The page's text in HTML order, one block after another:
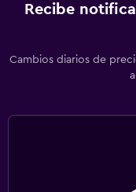
Recibe
Cambios diarios de